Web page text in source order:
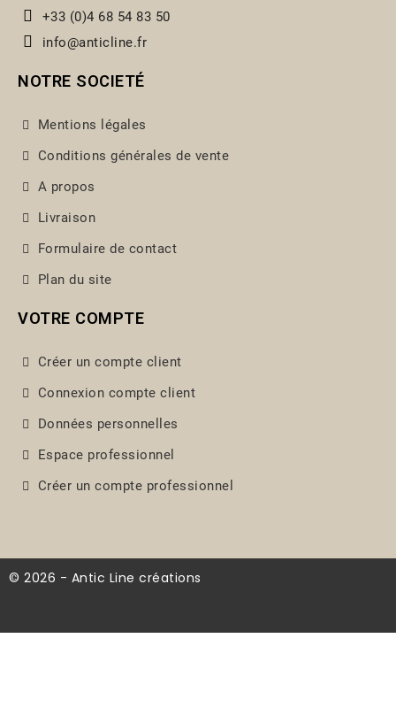
+33 (0)4 68 54 83 50
info@anticline.fr
NOTRE SOCIETÉ
Mentions légales
Conditions générales de vente
A propos
Livraison
Formulaire de contact
Plan du site
VOTRE COMPTE
Créer un compte client
Connexion compte client
Données personnelles
Espace professionnel
Créer un compte professionnel
© 2026 - Antic Line créations